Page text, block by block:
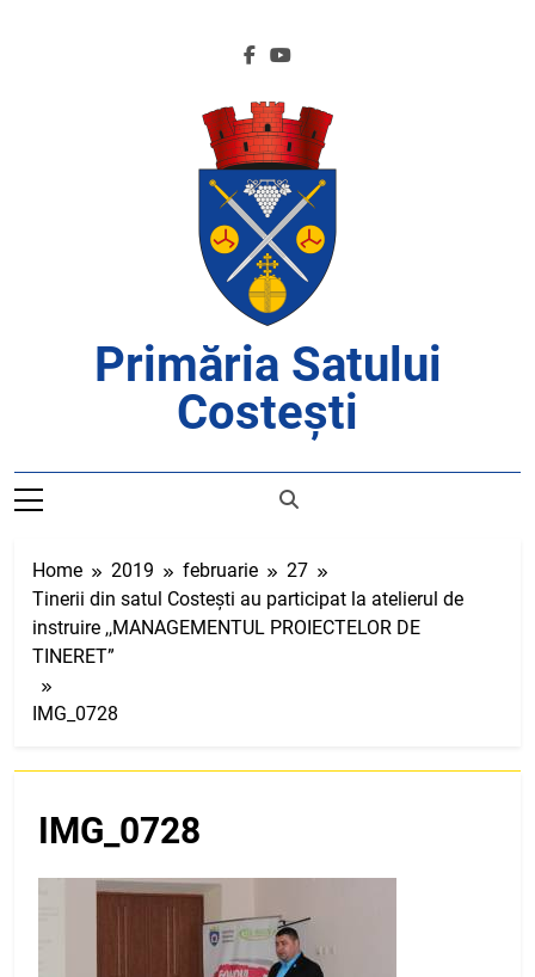
Primăria Satului
Costești
Home 2019 februarie
27
Tinerii din satul Costești au participat la atelierul de
instruire ,,MANAGEMENTUL PROIECTELOR DE
TINERET”
IMG_0728
IMG_0728